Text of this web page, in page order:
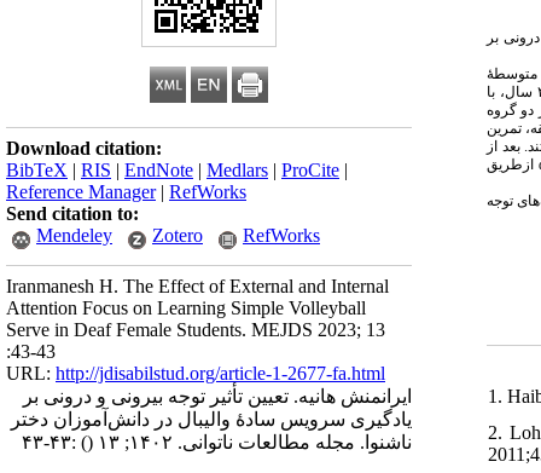
Download citation:
BibTeX | RIS | EndNote | Medlars | ProCite |
Reference Manager| RefWorks
Send citation to:
Mendeley
Zotero RefWorks
Iranmanesh H. The Effect of External and Internal
Attention Focus on Learning Simple Volleyball
Serve in Deaf Female Students. MEJDS 2023; 13
:43-43
URL: http://jdisabilstud.org/article-1-2677-fa.html
ایرانمنش هانیه. تعیین تأثیر توجه بیرونی و درونی بر
یادگیری سرویس سادهٔ والیبال در دانش‌آموزان دختر
ناشنوا. مجله مطالعات ناتوانی. ۱۴۰۲; ۱۳
() :۴۳-۴۳
بر
متوسطهٔ
با
دو گروه
تمرین
بعد از
ازطریق
توجه
1.
2.